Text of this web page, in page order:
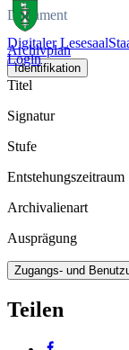
Digitaler Lesesaal
Login
Dokument
Archivplan
Identifikation
Titel
Signatur
Stufe
Entstehungszeitraum
Archivalienart
Ausprägung
Zugangs- und
Teilen